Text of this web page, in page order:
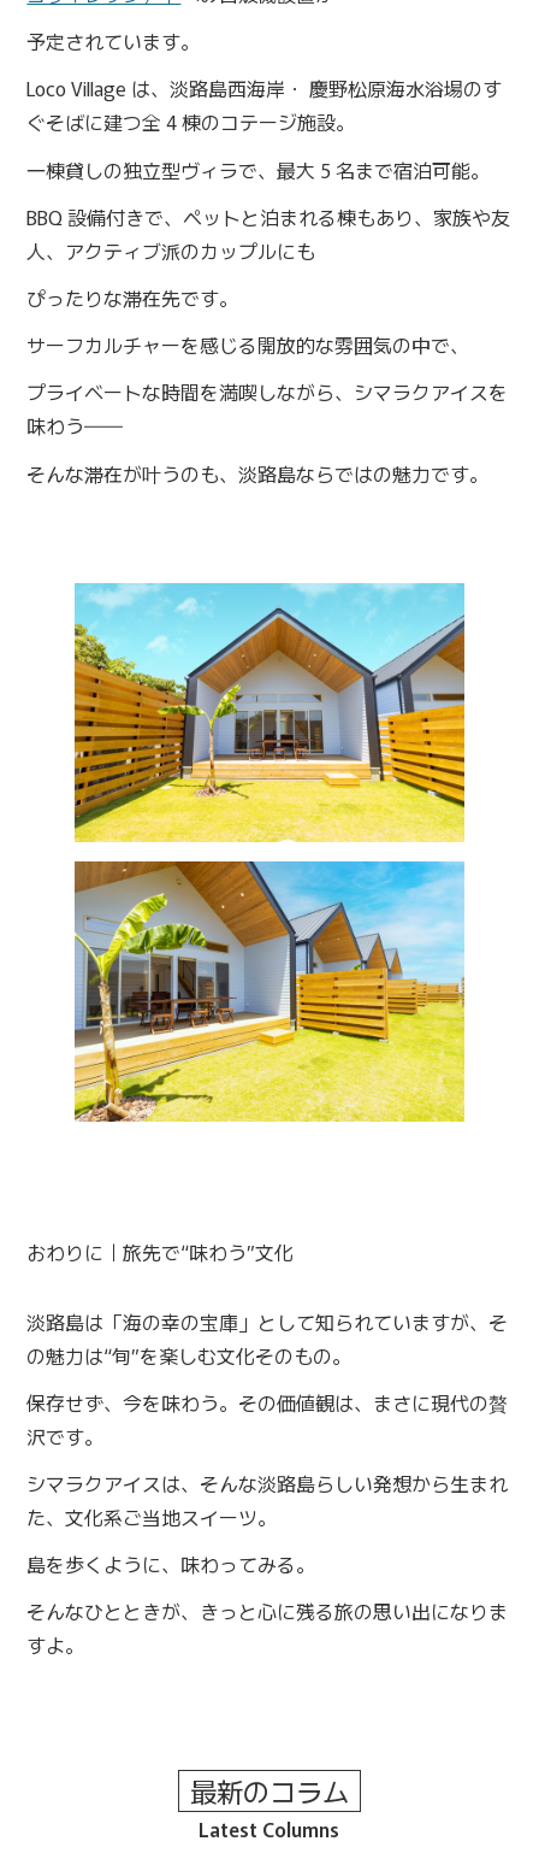
予定されています。
Loco Village は、淡路島西海岸・ 慶野松原海水浴場のす
ぐそばに建つ全 4 棟のコテージ施設。
一棟貸しの独立型ヴィラで、最大 5 名まで宿泊可能。
BBQ 設備付きで、ペットと泊まれる棟もあり、家族や友
人、アクティブ派のカップルにも
ぴったりな滞在先です。
サーフカルチャーを感じる開放的な雰囲気の中で、
プライベートな時間を満喫しながら、シマラクアイスを
味わう――
そんな滞在が叶うのも、淡路島ならではの魅力です。
おわりに｜旅先で“味わう”文化
淡路島は「海の幸の宝庫」として知られていますが、そ
の魅力は“旬”を楽しむ文化そのもの。
保存せず、今を味わう。その価値観は、まさに現代の贅
沢です。
シマラクアイスは、そんな淡路島らしい発想から生まれ
た、文化系ご当地スイーツ。
島を歩くように、味わってみる。
そんなひとときが、きっと心に残る旅の思い出になりま
すよ。
最新のコラム
Latest Columns